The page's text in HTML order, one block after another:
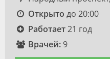
Открыто до 20:00
Работает21 год
Врачей:9